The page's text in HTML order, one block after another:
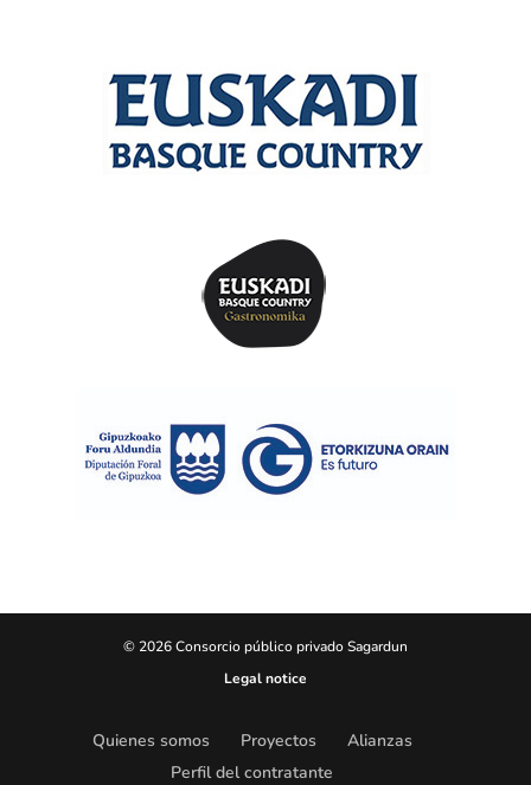
© 2026 Consorcio público privado Sagardun
Legal notice
Quienes somos Proyectos
Alianzas
Perfil del contratante